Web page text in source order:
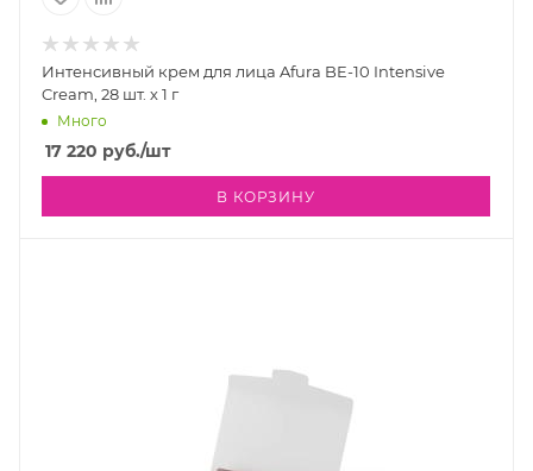
Интенсивный крем для лица Afura BE-10 Intensive
Cream, 28 шт. х 1 г
Много
17 220 руб./шт
В КОРЗИНУ